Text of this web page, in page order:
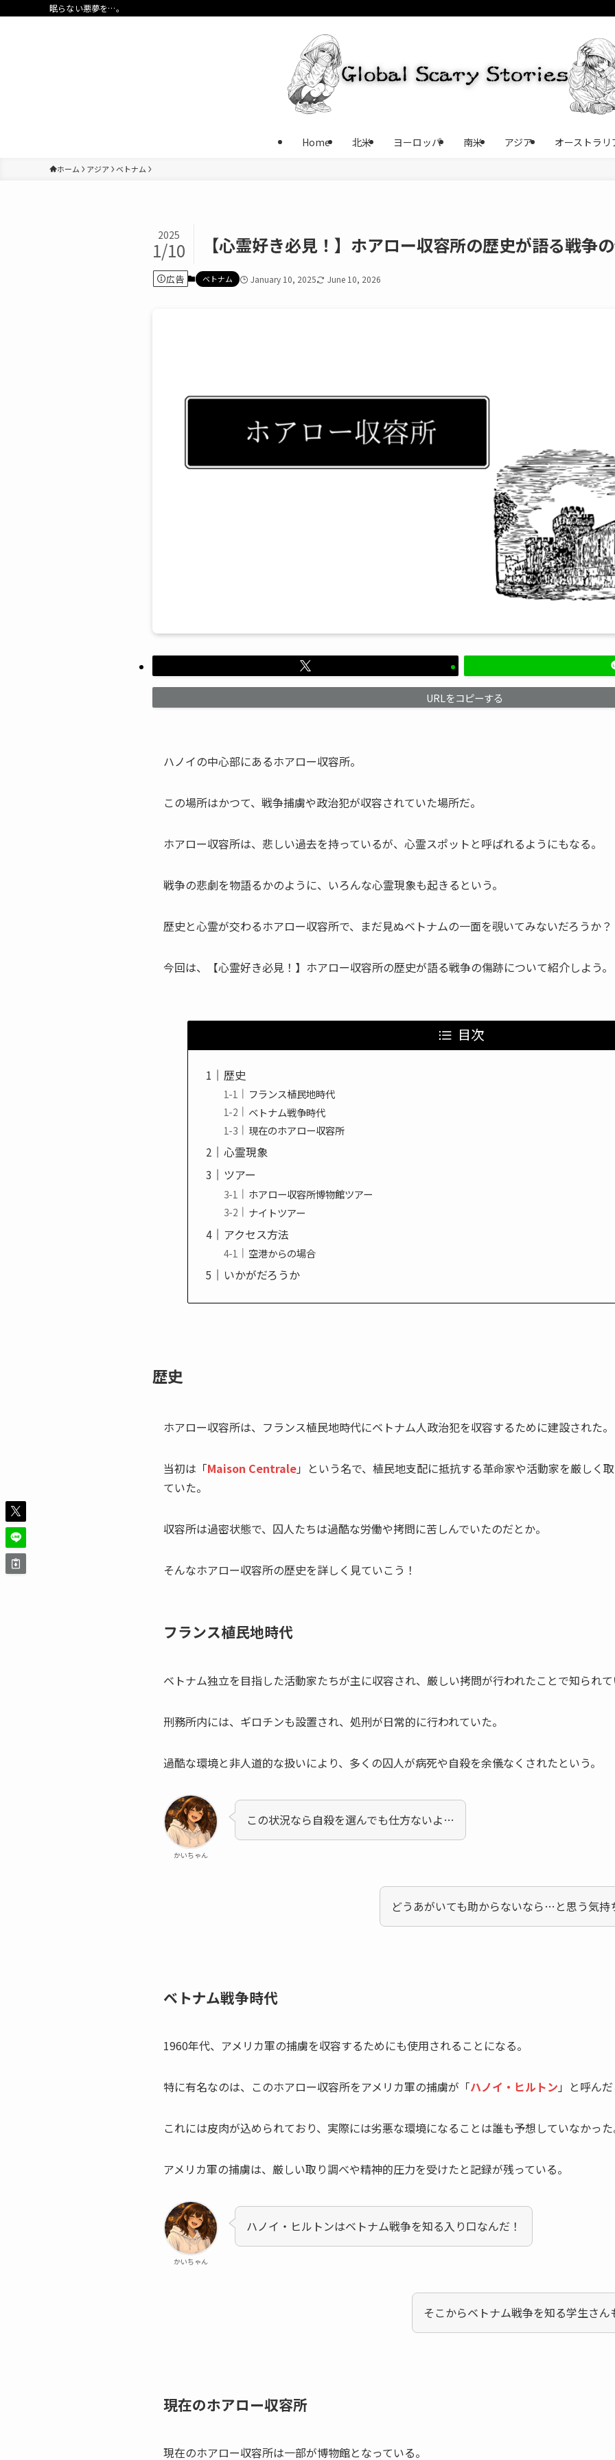
眠らない悪夢を…。
Home 北米 ヨーロッパ 南米 アジア オーストラリ
ホーム アジア ベトナム
【心霊好き必見！】ホアロー収容所の歴史が語る戦争
2025
1/10
広告 ベトナム January 10, 2025 June 10, 2026
URLをコピーする
ハノイの中心部にあるホアロー収容所。
この場所はかつて、戦争捕虜や政治犯が収容されていた場所だ。
ホアロー収容所は、悲しい過去を持っているが、心霊スポットと呼ばれるようにもなる。
戦争の悲劇を物語るかのように、いろんな心霊現象も起きるという。
歴史と心霊が交わるホアロー収容所で、まだ見ぬベトナムの一面を覗いてみないだろうか？
今回は、【心霊好き必見！】ホアロー収容所の歴史が語る戦争の傷跡について紹介しよう。
目次
歴史
フランス植民地時代
ベトナム戦争時代
現在のホアロー収容所
心霊現象
ツアー
ホアロー収容所博物館ツアー
ナイトツアー
アクセス方法
空港からの場合
いかがだろうか
歴史
ホアロー収容所は、フランス植民地時代にベトナム人政治犯を収容するために建設された。
当初は「Maison Centrale」という名で、植民地支配に抵抗する革命家や活動家を厳しく
ていた。
収容所は過密状態で、囚人たちは過酷な労働や拷問に苦しんでいたのだとか。
そんなホアロー収容所の歴史を詳しく見ていこう！
フランス植民地時代
ベトナム独立を目指した活動家たちが主に収容され、厳しい拷問が行われたことで知られ
刑務所内には、ギロチンも設置され、処刑が日常的に行われていた。
過酷な環境と非人道的な扱いにより、多くの囚人が病死や自殺を余儀なくされたという。
かいちゃん
この状況なら自殺を選んでも仕方ないよ…
どうあがいても助からないなら…と思う気持
ベトナム戦争時代
1960年代、アメリカ軍の捕虜を収容するためにも使用されることになる。
特に有名なのは、このホアロー収容所をアメリカ軍の捕虜が「ハノイ・ヒルトン 」と呼ん
これには皮肉が込められており、実際には劣悪な環境になることは誰も予想していなかっ
アメリカ軍の捕虜は、厳しい取り調べや精神的圧力を受けたと記録が残っている。
かいちゃん
ハノイ・ヒルトンはベトナム戦争を知る入り口なんだ！
そこからベトナム戦争を知る学生さん
現在のホアロー収容所
現在のホアロー収容所は一部が博物館となっている。